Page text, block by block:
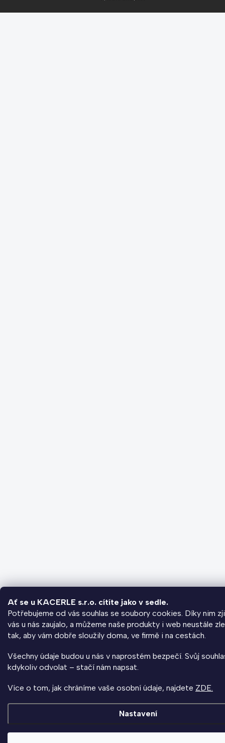
Ať se u KACERLE s.r.o. cítíte jako v sedle.
Potřebujeme od vás souhlas se soubory cookies. Díky nim
vás u nás zaujalo, a můžeme naše produkty i web neustále
tak, aby vám dobře sloužily doma, ve firmě i na cestách.
Všechny údaje budou u nás v naprostém bezpečí. Svůj
kdykoliv odvolat – stačí nám napsat.
Více o tom, jak chráníme vaše osobní údaje, najdete ZDE.
Nastavení